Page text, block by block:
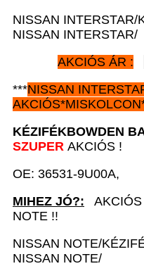
NISSAN INTERSTAR/
NISSAN INTERSTAR/
AKCIÓS ÁR :
***NISSAN
AKCIÓS*
KÉZIFÉKBOWDEN
SZUPER AKCIÓS !
OE: 36531-9U00A,
MIHEZ JÓ?: AKCIÓS
NOTE !!
NISSAN NOTE/
NISSAN NOTE/